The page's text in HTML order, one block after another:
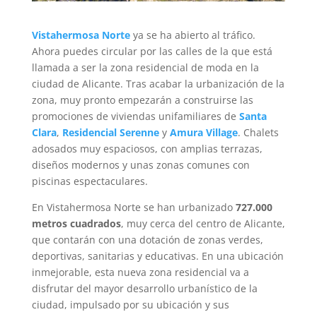
Vistahermosa Norteya se ha abierto al tráfico.
Ahora puedes circular por las calles de la que está
llamada a ser la zona residencial de moda en la
ciudad de Alicante. Tras acabar la urbanización de la
zona, muy pronto empezarán a construirse las
promociones de viviendas unifamiliares de Santa
Clara, Residencial Serenney Amura Village. Chalets
adosados muy espaciosos, con amplias terrazas,
diseños modernos y unas zonas comunes con
piscinas espectaculares.
En Vistahermosa Norte se han urbanizado 727.000
metros cuadrados, muy cerca del centro de Alicante,
que contarán con una dotación de zonas verdes,
deportivas, sanitarias y educativas. En una ubicación
inmejorable, esta nueva zona residencial va a
disfrutar del mayor desarrollo urbanístico de la
ciudad, impulsado por su ubicación y sus